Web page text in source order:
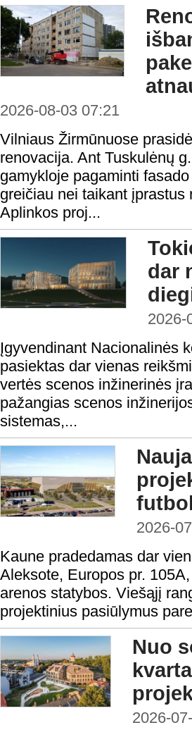
2026-08-03 07:21
Vilniaus Žirmūnuose
renovacija. Ant Tuskulėnų
gamykloje pagaminti
greičiau nei taikant
Aplinkos proj...
dar
2026-
Įgyvendinant Nacionalinės
pasiektas dar vienas
vertės scenos inžinerinės
pažangias scenos
sistemas,...
2026-
Kaune pradedamas dar
Aleksote, Europos pr.
arenos statybos. Viešąjį
projektinius pasiūlymus
Nuo
2026-